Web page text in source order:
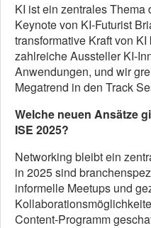
KI ist ein zentrales
Keynote von KI-Futurist
transformative Kraft von
zahlreiche Aussteller KI-
Anwendungen, und wir
Megatrend in den Track
Welche neuen Ansätze
ISE 2025?
Networking bleibt ein
in 2025 sind
informelle Meetups und
Content-Programm